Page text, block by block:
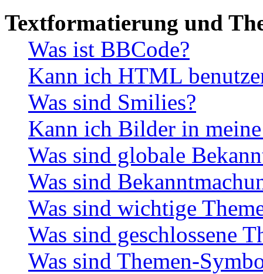
Textformatierung und
Was ist BBCode?
Kann ich HTML
Was sind Smilies?
Kann ich Bilder in
Was sind globale
Was sind
Was sind wichtige
Was sind geschlossene
Was sind Themen-